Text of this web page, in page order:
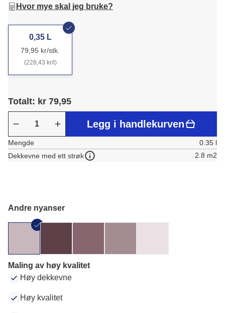
Hvor mye skal jeg bruke?
0,35 L
79,95 kr/stk.
(228,43 kr/l)
Totalt: kr 79,95
Legg i handlekurven
Mengde
0.35 l
Dekkevne med ett strøk
2.8 m2
Andre nyanser
Maling av høy kvalitet
Høy dekkevne
Høy kvalitet